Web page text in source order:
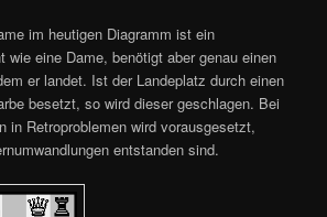
im heutigen Diagramm ist ein
wie eine Dame, benötigt aber genau einen
er landet. Ist der Landeplatz durch einen
besetzt, so wird dieser geschlagen. Bei
in Retroproblemen wird vorausgesetzt,
entstanden sind.